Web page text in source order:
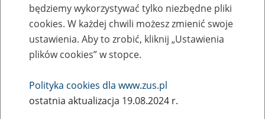
Zaproś ZUS do siebie - zakładanie profili
eZUS w siedzibie Twojej firmy
Rodzaj wydarzenia
Szkolenia
będziemy wykorzystywać tylko niezbędne pliki
cookies. W każdej chwili możesz zmienić swoje
ustawienia. Aby to zrobić, kliknij „Ustawienia
plików cookies” w stopce.
Polityka cookies dla www.zus.pl
ostatnia aktualizacja 19.08.2024 r.